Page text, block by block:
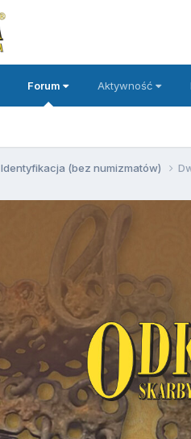
Forum Aktywność
Identyfikacja (bez numizmatów)